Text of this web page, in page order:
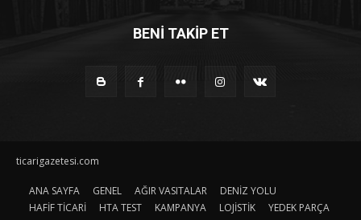
BENİ TAKİP ET
ticarigazetesi.com
ANA SAYFA GENEL AĞIR VASITALAR
DENİZ YOLU
HAFİF TİCARİ
HTA TEST KAMPANYA LOJİSTİK YEDEK PARÇA